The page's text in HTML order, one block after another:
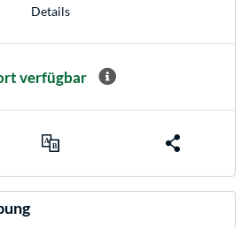
Details
verfügbar